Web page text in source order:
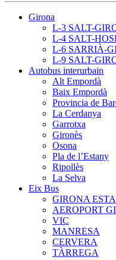
Girona
L-3 SALT-
L-4 SALT-
L-6 SARRIÀ-
L-9 SALT-
Autobus interurbain
Alt Empordà
Baix Empordà
Provincia de
La Cerdanya
Garrotxa
Gironès
Osona
Pla de l’Estany
Ripollès
La Selva
Eix Bus
GIRONA
AEROPORT
VIC
MANRESA
CERVERA
TÀRREGA